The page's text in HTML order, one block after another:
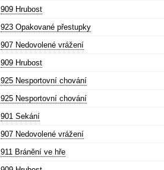
909 Hrubost
923 Opakované přestupky
907 Nedovolené vrážení
909 Hrubost
925 Nesportovní chování
925 Nesportovní chování
901 Sekání
907 Nedovolené vrážení
911 Bránění ve hře